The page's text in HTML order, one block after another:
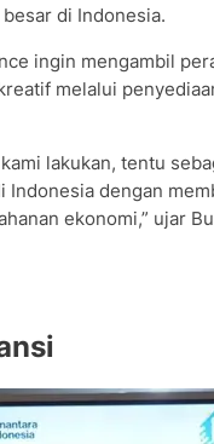
di Indonesia.
ingin mengambil
melalui
lakukan, tentu
Indonesia dengan
ekonomi,” ujar